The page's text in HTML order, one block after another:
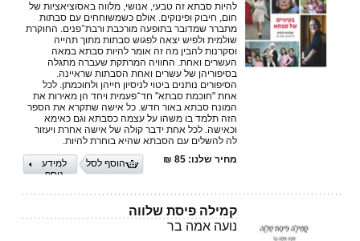
להיות סבתא זה טבעי, אנושי, מלווה באסוציאציות של
חום, חיבוק ופינוקים. אולם כשמשוחחים עם סבתות
מתברר שמדובר בתופעה מורכבת ורבת־פנים. החוקרת
שולמית ולפיש יצאה לפגוש סבתות מתוך תהייה
וסקרנות להבין מה זה אומר להיות סבתא במאה
העשרים ואחת. החוויה המרתקת שעברה מתגלה
בסיפוריהן של עשרים ואחת הסבתות שראיינה.
הסיפורים נותנים ביטוי לניסיון חייהן ולחוכמתן. לכל
אחת "חוכמת סבתא" חד־פעמית ויחד הן מאירות את
המונח סבתא באור חדש. כל אישה שתקרא את הספר
הזה תלמד בו משהו על עצמה כסבתא וגם כאימא
וכאישה. לכל אחת ידבר קולה של אישה אחרת ויעזור
לה להשלים עם הסבתא שהיא בוחרת להיות.
מחיר שלנו: 85 ₪
למידע
נוסף
הוסף לסל
קמילה פיסת שלווה
נועה אמה בר